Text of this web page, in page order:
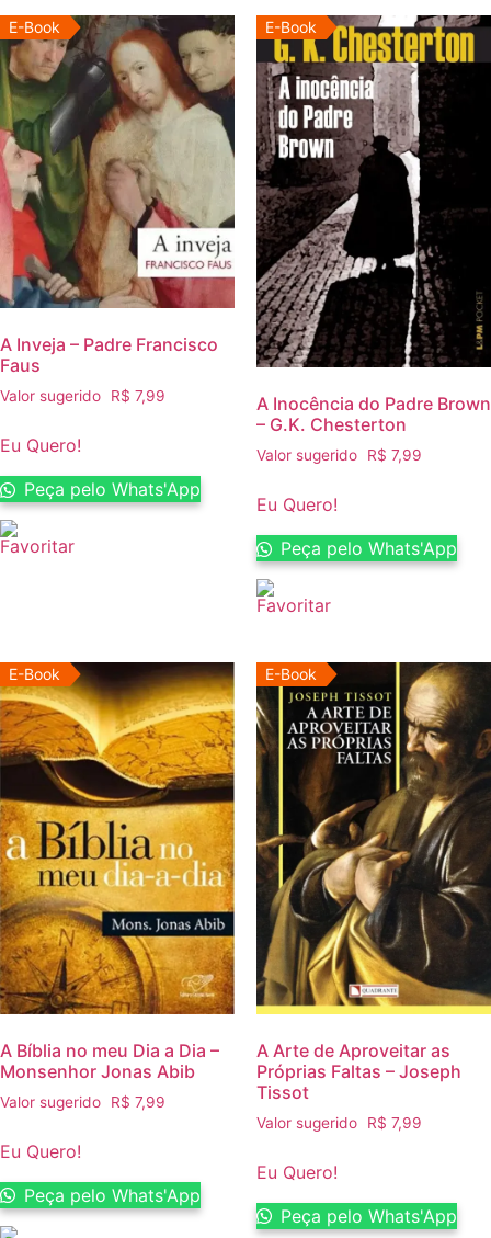
E-Book
A Inveja – Padre Francisco
Faus
Valor sugerido R$ 7,99
Eu Quero!
Peça pelo Whats'App
E-Book
A Inocência do Padre Brown
– G.K. Chesterton
Valor sugerido R$ 7,99
Eu Quero!
Peça pelo Whats'App
E-Book
A Bíblia no meu Dia a Dia –
Monsenhor Jonas Abib
Valor sugerido R$ 7,99
Eu Quero!
Peça pelo Whats'App
E-Book
A Arte de Aproveitar as
Próprias Faltas – Joseph
Tissot
Valor sugerido R$ 7,99
Eu Quero!
Peça pelo Whats'App